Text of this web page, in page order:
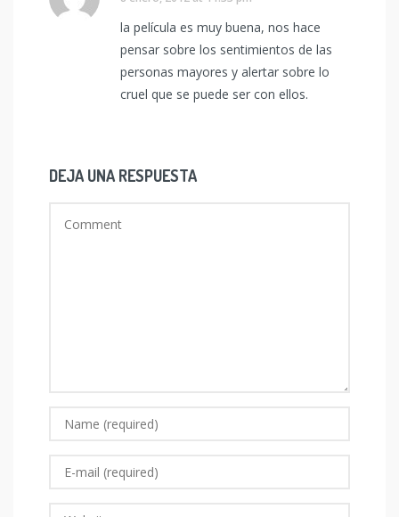
la película es muy buena, nos hace
pensar sobre los sentimientos de las
personas mayores y alertar sobre lo
cruel que se puede ser con ellos.
DEJA UNA RESPUESTA